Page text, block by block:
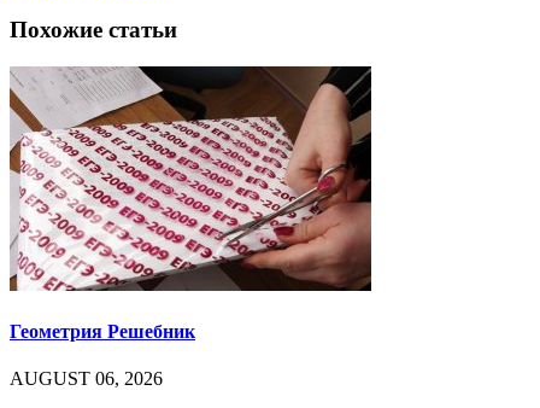
Похожие статьи
Геометрия Решебник
AUGUST 06, 2026